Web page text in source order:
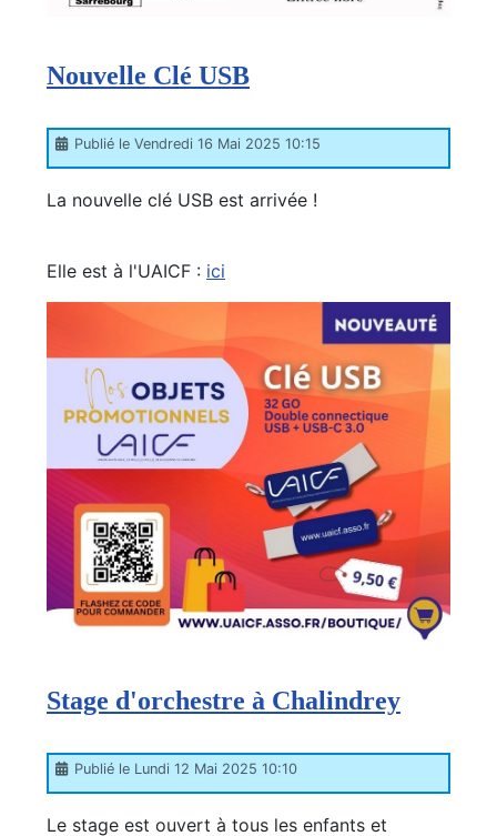
Nouvelle Clé USB
Publié le Vendredi 16 Mai 2025 10:15
La nouvelle clé USB est arrivée !
Elle est à l'UAICF : ici
Stage d'orchestre à Chalindrey
Publié le Lundi 12 Mai 2025 10:10
Le stage est ouvert à tous les enfants et